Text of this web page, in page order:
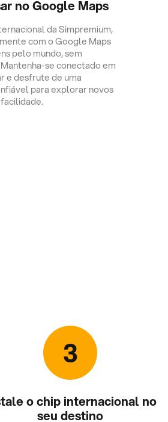
no Google Maps
da Simpremium,
com o Google Maps
pelo mundo, sem
se conectado em
e desfrute de uma
para explorar novos
3
o chip internacional no
seu destino